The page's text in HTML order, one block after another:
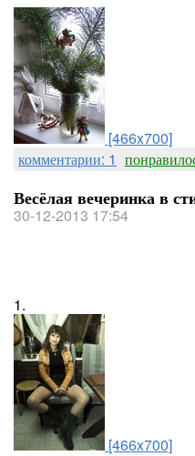
[466x700]
комментарии: 1
Весёлая вечеринка в
30-12-2013 17:54
1.
[466x700]